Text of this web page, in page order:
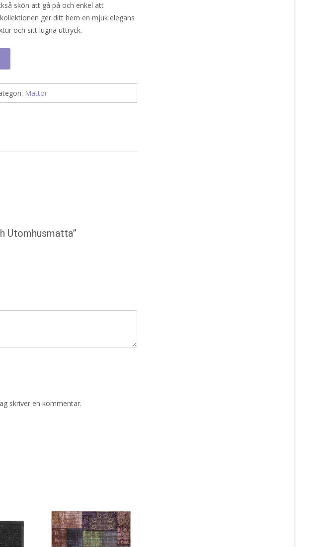
skön att gå på och enkel att
ger ditt hem en mjuk elegans
och sitt lugna uttryck.
Mattor
Utomhusmatta”
skriver en kommentar.